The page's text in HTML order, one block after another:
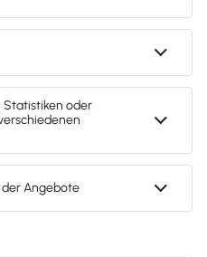
schnell
und
durchspielen und
Möglichkeiten, die der
Ihnen in Ihrer
Beratungsleistungen
mehr manuell
KI-Tools
Datenmengen zu
anbieten zu